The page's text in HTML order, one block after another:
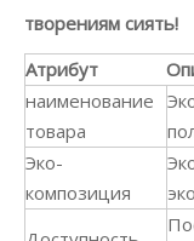
творениям сиять!
Атрибут
наименование
товара
Эко-
композиция